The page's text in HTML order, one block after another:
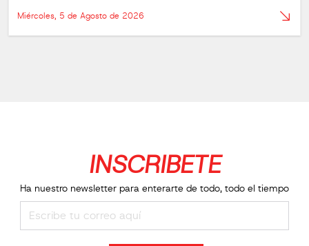
Miércoles, 5 de Agosto de 2026
INSCRIBETE
Ha nuestro newsletter para enterarte de todo, todo el tiempo